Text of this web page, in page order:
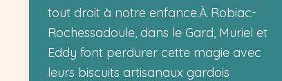
tout droit à notre enfance.À Robiac-
Rochessadoule, dans le Gard, Muriel et
Eddy font perdurer cette magie avec
leurs biscuits artisanaux gardois